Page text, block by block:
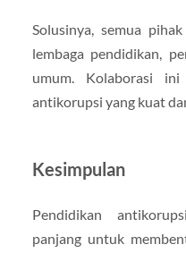
Solusinya, semua
lembaga pendidikan,
umum. Kolaborasi ini
antikorupsi yang kuat
Kesimpulan
Pendidikan
panjang untuk